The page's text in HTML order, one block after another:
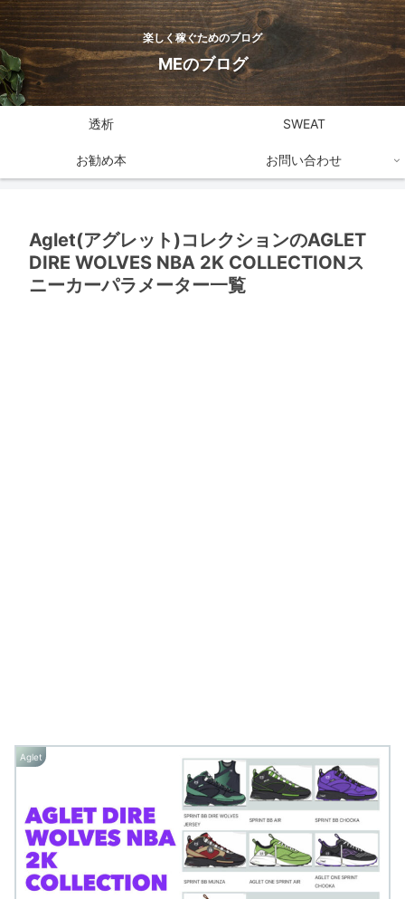
楽しく稼ぐためのブログ
MEのブログ
透析 SWEAT
お勧め本 お問い合わせ
Aglet(アグレット)コレクションのAGLET
DIRE WOLVES NBA 2K COLLECTIONス
ニーカーパラメーター一覧
Aglet